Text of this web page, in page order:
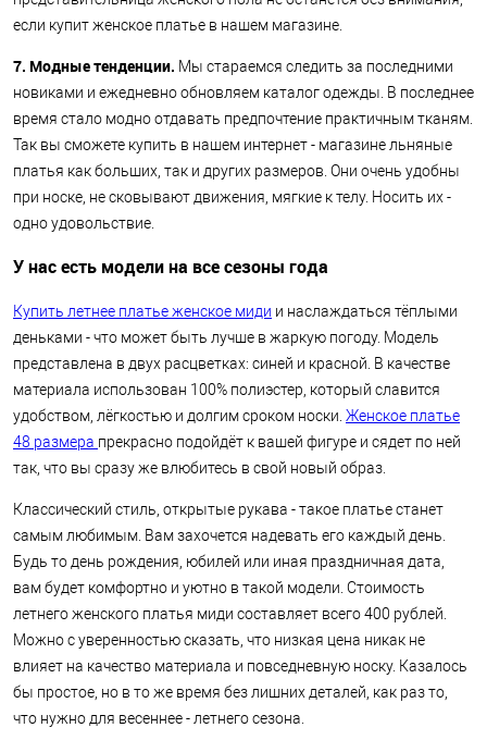
если купит женское платье в нашем магазине.
7. Модные тенденции. Мы стараемся следить за последними
новиками и ежедневно обновляем каталог одежды. В последнее
время стало модно отдавать предпочтение практичным тканям.
Так вы сможете купить в нашем интернет - магазине льняные
платья как больших, так и других размеров. Они очень удобны
при носке, не сковывают движения, мягкие к телу. Носить их -
одно удовольствие.
У нас есть модели на все сезоны года
Купить летнее платье женское миди и наслаждаться тёплыми
деньками - что может быть лучше в жаркую погоду. Модель
представлена в двух расцветках: синей и красной. В качестве
материала использован 100% полиэстер, который славится
удобством, лёгкостью и долгим сроком носки. Женское платье
48 размера прекрасно подойдёт к вашей фигуре и сядет по ней
так, что вы сразу же влюбитесь в свой новый образ.
Классический стиль, открытые рукава - такое платье станет
самым любимым. Вам захочется надевать его каждый день.
Будь то день рождения, юбилей или иная праздничная дата,
вам будет комфортно и уютно в такой модели. Стоимость
летнего женского платья миди составляет всего 400 рублей.
Можно с уверенностью сказать, что низкая цена никак не
влияет на качество материала и повседневную носку. Казалось
бы простое, но в то же время без лишних деталей, как раз то,
что нужно для весеннее - летнего сезона.